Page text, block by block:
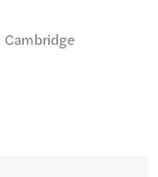
Cambridge